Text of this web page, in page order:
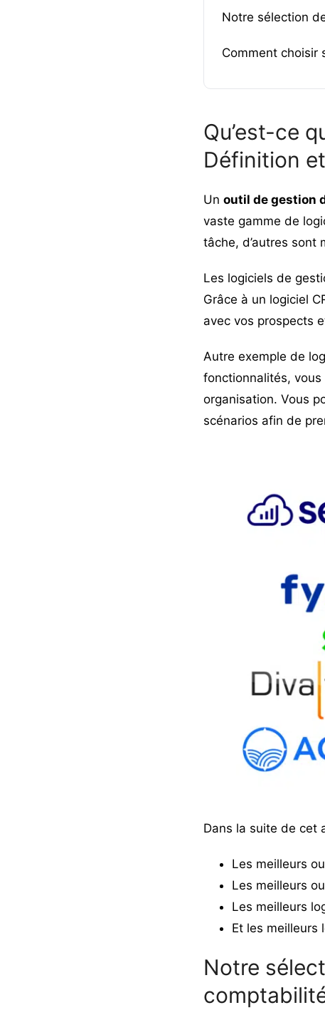
Notre sélection
Comment choisir
Qu’est-ce
Définition
Un outil de gestion
vaste gamme de
tâche, d’autres sont
Les logiciels de
Grâce à un logiciel
avec vos prospects
Autre exemple de
fonctionnalités, vous
organisation. Vous
scénarios afin de
Dans la suite de cet
Les meilleurs
Les meilleurs
Les meilleurs
Et les meilleurs
Notre